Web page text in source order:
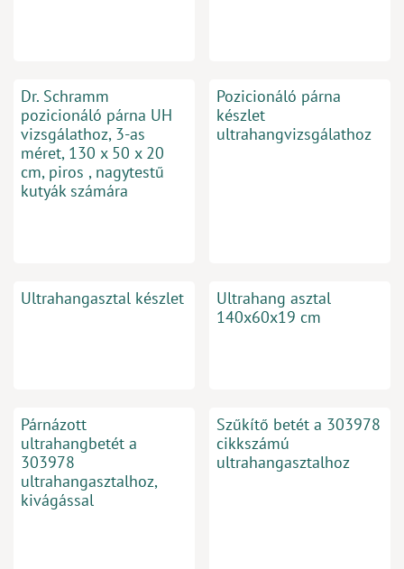
Dr. Schramm
pozicionáló párna UH
vizsgálathoz, 3-as
méret, 130 x 50 x 20
cm, piros , nagytestű
kutyák számára
Pozicionáló párna
készlet
ultrahangvizsgálathoz
Ultrahangasztal készlet
Ultrahang asztal
140x60x19 cm
Párnázott
ultrahangbetét a
303978
ultrahangasztalhoz,
kivágással
Szűkítő betét a 303978
cikkszámú
ultrahangasztalhoz